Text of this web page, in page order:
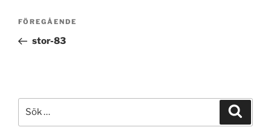
Inläggsnavigering
Föregående
inlägg
FÖREGÅENDE
stor-83
efter: